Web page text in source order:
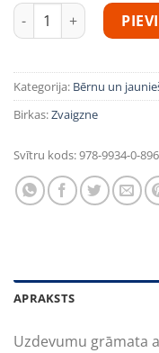
Mani pirmie uzdevumi
Kategorija: Bērnu un
Birkas:Zvaigzne
Svītru kods:978-9934-0-
APRAKSTS
Uzdevumu grāmata